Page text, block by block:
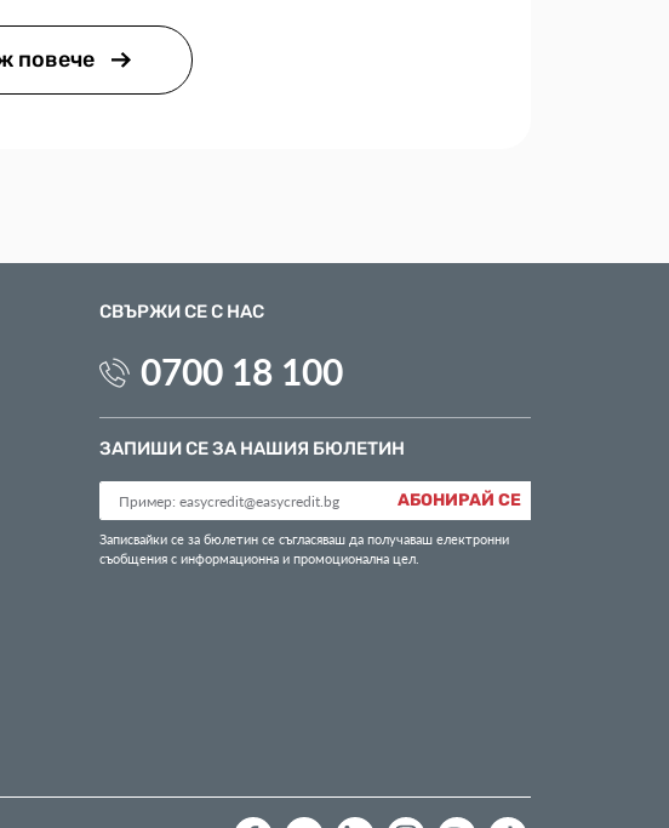
повече
СВЪРЖИ СЕ С НАС
0700 18 100
ЗАПИШИ СЕ ЗА НАШИЯ БЮЛЕТИН
АБОНИРАЙ СЕ
Записвайки се за бюлетин се съгласяваш да получаваш електронни
съобщения с информационна и промоционална цел.